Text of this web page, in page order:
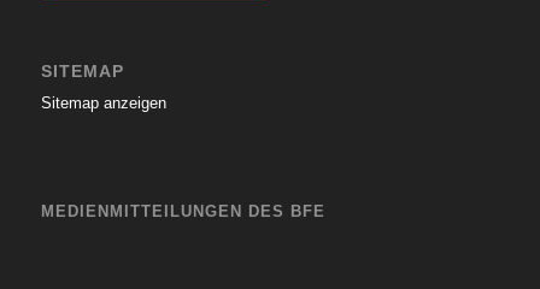
SITEMAP
Sitemap anzeigen
MEDIENMITTEILUNGEN DES BFE